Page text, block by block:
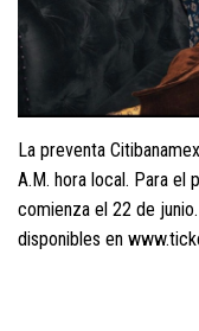
La preventa
A.M. hora local. Para el
comienza el 22 de
disponibles en